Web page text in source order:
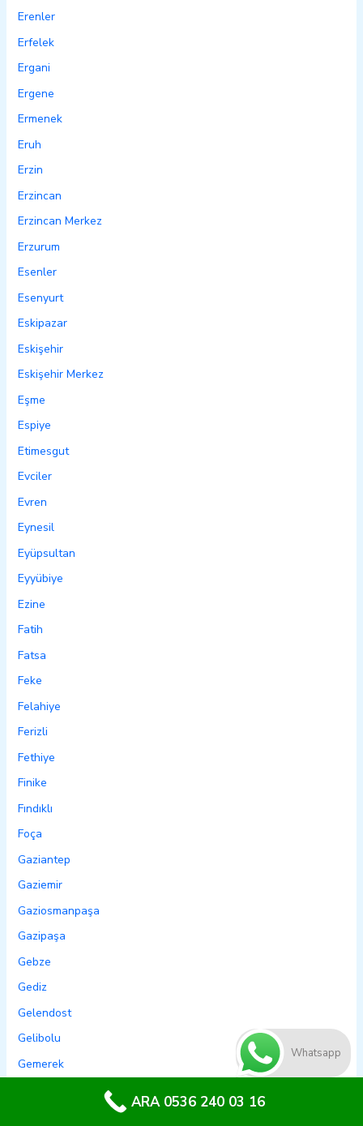
Erenler
Erfelek
Ergani
Ergene
Ermenek
Eruh
Erzin
Erzincan
Erzincan Merkez
Erzurum
Esenler
Esenyurt
Eskipazar
Eskişehir
Eskişehir Merkez
Eşme
Espiye
Etimesgut
Evciler
Evren
Eynesil
Eyüpsultan
Eyyübiye
Ezine
Fatih
Fatsa
Feke
Felahiye
Ferizli
Fethiye
Finike
Fındıklı
Foça
Gaziantep
Gaziemir
Gaziosmanpaşa
Gazipaşa
Gebze
Gediz
Gelendost
Gelibolu
Gemerek
Whatsapp
ARA 0536 240 03 16